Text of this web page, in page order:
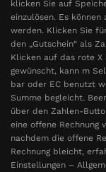
klicken Sie auf
einzulösen. Es
werden. Klicken Sie
den „Gutschein“ als
Klicken auf das rote
gewünscht, kann m
bar oder EC benutzt
Summe begleicht.
über den Zahlen-
eine offene Rechnung
nachdem die offene
Rechnung bleicht,
Einstellungen –